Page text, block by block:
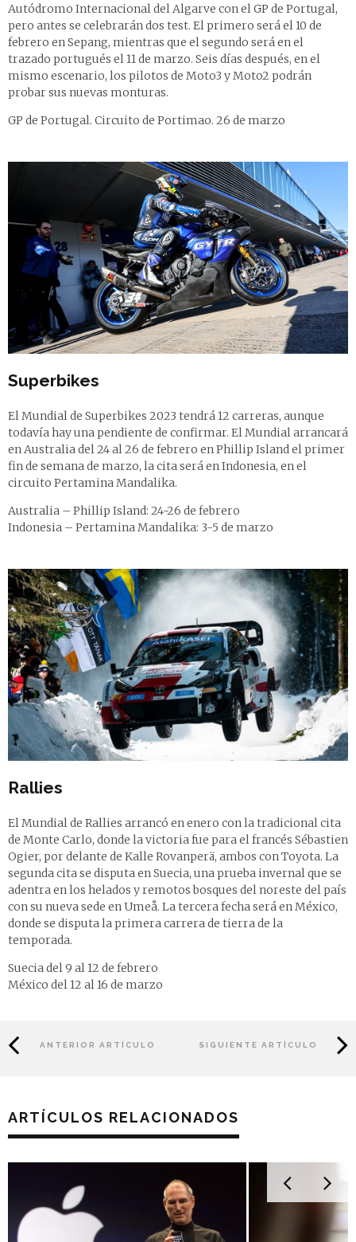
Autódromo Internacional del Algarve con el GP de Portugal,
pero antes se celebrarán dos test. El primero será el 10 de
febrero en Sepang, mientras que el segundo será en el
trazado portugués el 11 de marzo. Seis días después, en el
mismo escenario, los pilotos de Moto3 y Moto2 podrán
probar sus nuevas monturas.
GP de Portugal. Circuito de Portimao. 26 de marzo
Superbikes
El Mundial de Superbikes 2023 tendrá 12 carreras, aunque
todavía hay una pendiente de confirmar. El Mundial arrancará
en Australia del 24 al 26 de febrero en Phillip Island el primer
fin de semana de marzo, la cita será en Indonesia, en el
circuito Pertamina Mandalika.
Australia – Phillip Island: 24-26 de febrero
Indonesia – Pertamina Mandalika: 3-5 de marzo
Rallies
El Mundial de Rallies arrancó en enero con la tradicional cita
de Monte Carlo, donde la victoria fue para el francés Sébastien
Ogier, por delante de Kalle Rovanperä, ambos con Toyota. La
segunda cita se disputa en Suecia, una prueba invernal que se
adentra en los helados y remotos bosques del noreste del país
con su nueva sede en Umeå. La tercera fecha será en México,
donde se disputa la primera carrera de tierra de la
temporada.
Suecia del 9 al 12 de febrero
México del 12 al 16 de marzo
ANTERIOR ARTÍCULO SIGUIENTE ARTÍCULO
ARTÍCULOS RELACIONADOS